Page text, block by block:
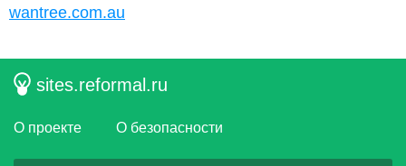
wantree.com.au
sites.reformal.ru
О проекте О безопасности